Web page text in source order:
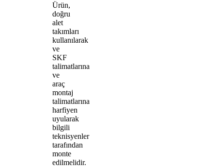
Ürün,
doğru
alet
takımları
kullanılarak
ve
SKF
talimatlarına
ve
araç
montaj
talimatlarına
harfiyen
uyularak
bilgili
teknisyenler
tarafından
monte
edilmelidir.